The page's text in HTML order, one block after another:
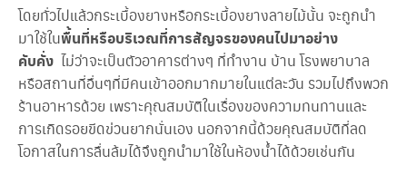
โดยทั่วไปแล้วกระเบื้องยางหรือกระเบื้องยางลายไม้นั้น จะถูกนำ
มาใช้ในพื้นที่หรือบริเวณที่การสัญจรของคนไปมาอย่าง
คับคั่ง ไม่ว่าจะเป็นตัวอาคารต่างๆ ที่ทำงาน บ้าน โรงพยาบาล
หรือสถานที่อื่นๆที่มีคนเข้าออกมากมายในแต่ละวัน รวมไปถึงพวก
ร้านอาหารด้วย เพราะคุณสมบัติในเรื่องของความทนทานและ
การเกิดรอยขีดข่วนยากนั่นเอง นอกจากนี้ด้วยคุณสมบัติที่ลด
โอกาสในการลื่นล้มได้จึงถูกนำมาใช้ในห้องน้ำได้ด้วยเช่นกัน